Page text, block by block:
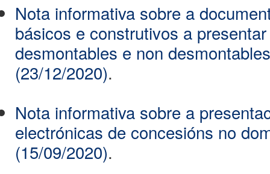
Nota informativa sobre a
básicos e construtivos a
desmontables e non
(23/12/2020).
Nota informativa sobre a
electrónicas de concesións no
(15/09/2020).